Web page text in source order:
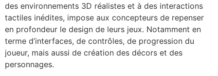
des environnements 3D réalistes et à des interactions
tactiles inédites, impose aux concepteurs de repenser
en profondeur le design de leurs jeux. Notamment en
terme d’interfaces, de contrôles, de progression du
joueur, mais aussi de création des décors et des
personnages.